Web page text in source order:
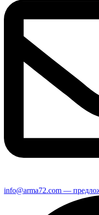
info@arma72.com —